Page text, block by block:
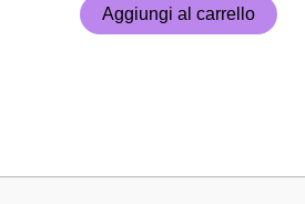
Aggiungi al carrello